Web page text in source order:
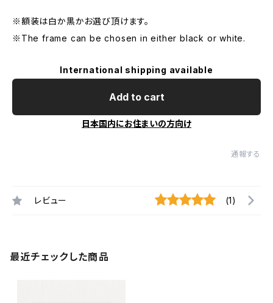
※額装は白か黒かお選び頂けます。
※The frame can be chosen in either black or white.
International shipping available
Add to cart
日本国内にお住まいの方向け
通報する
レビュー (1)
最近チェックした商品